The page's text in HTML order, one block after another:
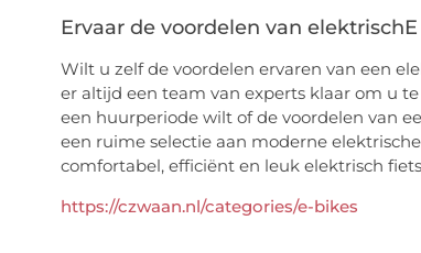
Ervaar de voordelen van
Wilt u zelf de voordelen ervaren van een
er altijd een team van experts klaar om u
een huurperiode wilt of de voordelen van
een ruime selectie aan moderne
comfortabel, efficiënt en leuk elektrisch
https://czwaan.nl/categories/e-bikes